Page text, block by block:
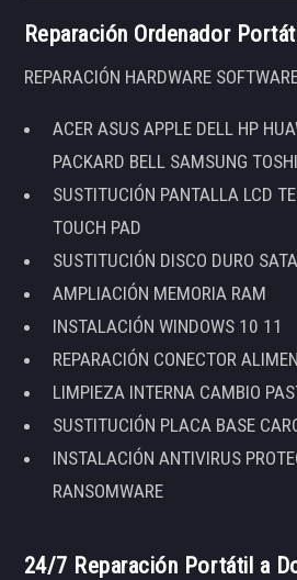
Reparación Ordenador
REPARACIÓN HARDWARE
ACER ASUS APPLE DELL HP
PACKARD BELL SAMSUNG
SUSTITUCIÓN PANTALLA LCD
TOUCH PAD
SUSTITUCIÓN DISCO DURO
AMPLIACIÓN MEMORIA RAM
INSTALACIÓN WINDOWS 10 11
REPARACIÓN CONECTOR
LIMPIEZA INTERNA CAMBIO
SUSTITUCIÓN PLACA BASE
INSTALACIÓN ANTIVIRUS
RANSOMWARE
24/7 Reparación Portátil a